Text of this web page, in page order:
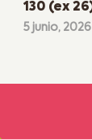
130 (ex
5 junio, 2026